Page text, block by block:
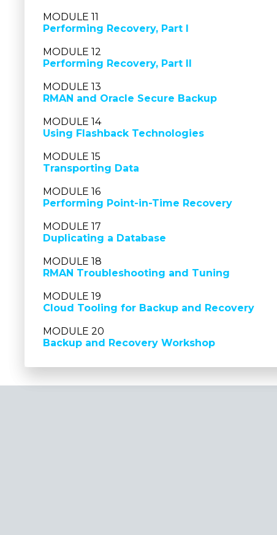
MODULE 11
Performing Recovery, Part I
MODULE 12
Performing Recovery, Part II
MODULE 13
RMAN and Oracle Secure Backup
MODULE 14
Using Flashback Technologies
MODULE 15
Transporting Data
MODULE 16
Performing Point-in-Time Recovery
MODULE 17
Duplicating a Database
MODULE 18
RMAN Troubleshooting and Tuning
MODULE 19
Cloud Tooling for Backup and Recovery
MODULE 20
Backup and Recovery Workshop